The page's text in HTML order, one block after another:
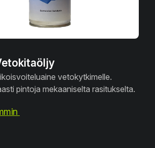
vetokytkimelle.
pintoja mekaaniselta rasitukselta.